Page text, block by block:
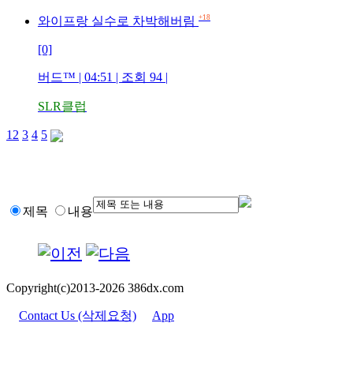
와이프랑 실수로 차박해버림 +18
[0]
버드™ | 04:51 | 조회 94 |
SLR클럽
1 2 3 4 5
제목 내용
Copyright(c)2013-2026 386dx.com
Contact Us (삭제요청) App